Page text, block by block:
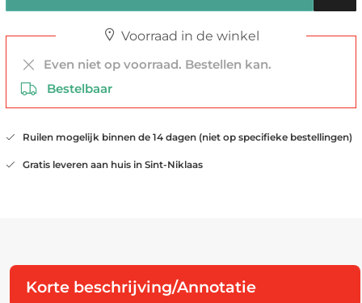
Voorraad in de winkel
Even niet op voorraad. Bestellen kan.
Bestelbaar
Ruilen mogelijk binnen de 14 dagen (niet op specifieke bestellingen)
Gratis leveren aan huis in Sint-Niklaas
Korte beschrijving/Annotatie